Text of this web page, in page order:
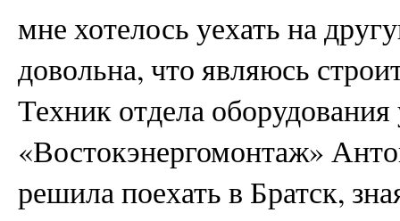
мне хотелось уехать на
довольна, что являюсь
Техник отдела оборудования
«Востокэнергомонтаж»
решила поехать в Братск,